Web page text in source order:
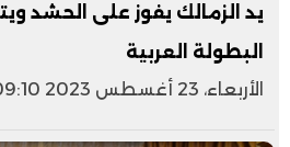
يد الزمالك يفوز على الحشد
البطولة العربية
الأربعاء، 23 أغسطس 2023 09:10 م